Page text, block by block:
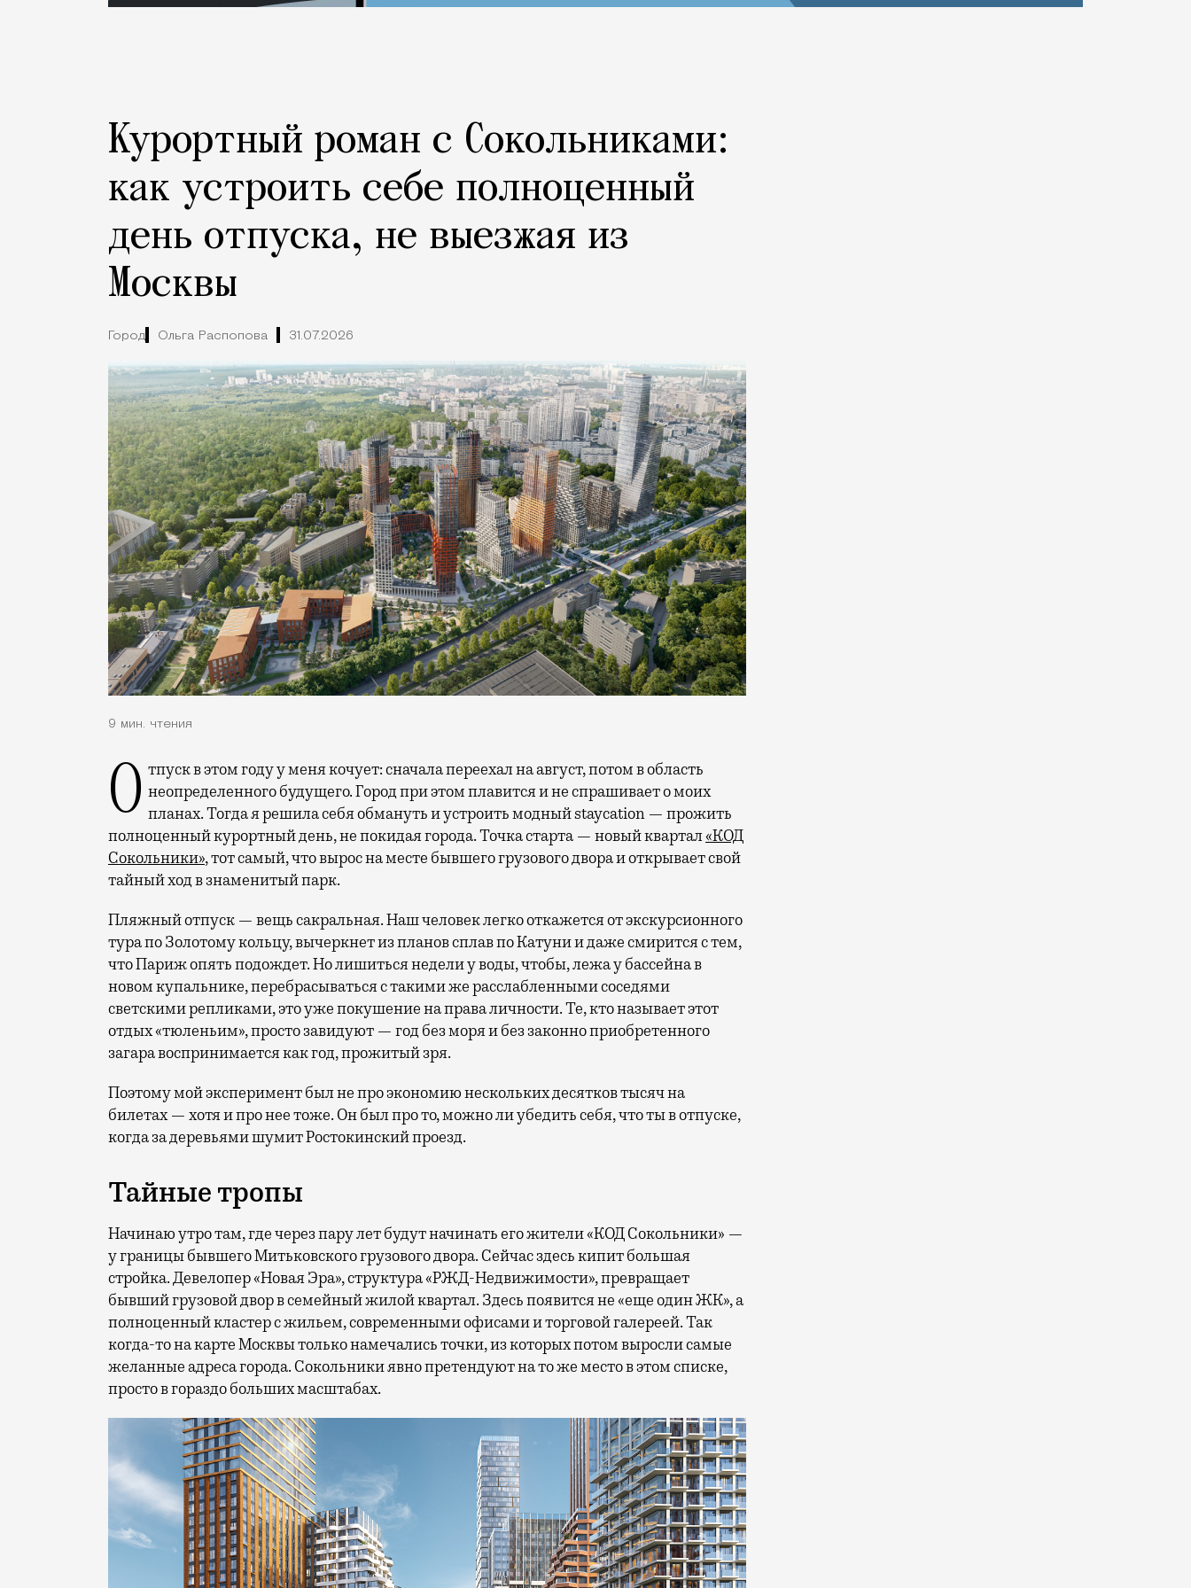
Курортный роман с Сокольниками:
как устроить себе полноценный
день отпуска, не выезжая из
Москвы
Город Ольга Распопова 31.07.2026
9 мин. чтения
Отпуск в этом году у меня кочует: сначала переехал на август, потом в область неопределенного будущего. Город при этом плавится и не спрашивает о моих
планах. Тогда я решила себя обмануть и устроить модный staycation — прожить
полноценный курортный день, не покидая города. Точка старта — новый квартал«КОД
Сокольники», тот самый, что вырос на месте бывшего грузового двора и открывает свой
тайный ход в знаменитый парк.
Пляжный отпуск — вещь сакральная. Наш человек легко откажется от экскурсионного
тура по Золотому кольцу, вычеркнет из планов сплав по Катуни и даже смирится с тем,
что Париж опять подождет. Но лишиться недели у воды, чтобы, лежа у бассейна в
новом купальнике, перебрасываться с такими же расслабленными соседями
светскими репликами, это уже покушение на права личности. Те, кто называет этот
отдых «тюленьим», просто завидуют — год без моря и без законно приобретенного
загара воспринимается как год, прожитый зря.
Поэтому мой эксперимент был не про экономию нескольких десятков тысяч на
билетах — хотя и про нее тоже. Он был про то, можно ли убедить себя, что ты в отпуске,
когда за деревьями шумит Ростокинский проезд.
Тайные тропы
Начинаю утро там, где через пару лет будут начинать его жители «КОД Сокольники» —
у границы бывшего Митьковского грузового двора. Сейчас здесь кипит большая
стройка. Девелопер «Новая Эра», структура «РЖД-Недвижимости», превращает
бывший грузовой двор в семейный жилой квартал. Здесь появится не «еще один ЖК», а
полноценный кластер с жильем, современными офисами и торговой галереей. Так
когда-то на карте Москвы только намечались точки, из которых потом выросли самые
желанные адреса города. Сокольники явно претендуют на то же место в этом списке,
просто в гораздо больших масштабах.